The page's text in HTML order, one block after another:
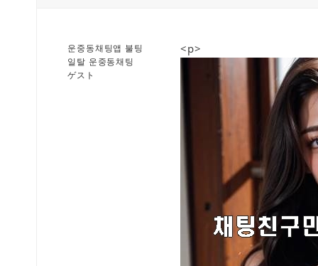
운중동채팅앱 불팅
일탈 운중동채팅
ゲスト
<p>